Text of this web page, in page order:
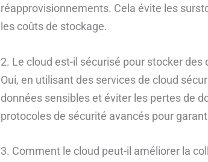
réapprovisionnements. Cela évite les
les coûts de stockage.
2. Le cloud est-il sécurisé pour stocker des
Oui, en utilisant des services de cloud
données sensibles et éviter les pertes de
protocoles de sécurité avancés pour
3. Comment le cloud peut-il améliorer la